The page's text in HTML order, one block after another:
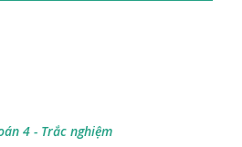
4 - Trắc nghiệm